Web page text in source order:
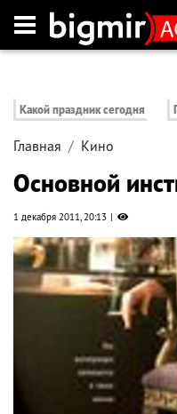
Какой праздник сегодня
Главная Кино
Основной
1 декабря 2011, 20:13